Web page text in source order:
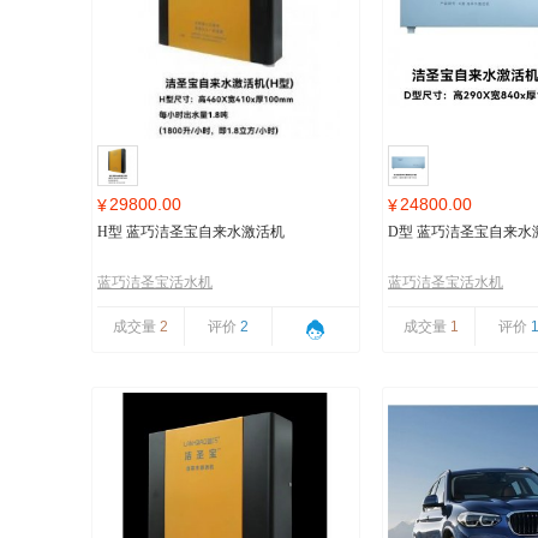
¥29800.00
H型 蓝巧洁圣宝自来水激活机
蓝巧洁圣宝活水机
成交量 2 评价 2
¥24800.00
D型 蓝巧洁圣宝自来水
蓝巧洁圣宝活水机
成交量 1 评价 1